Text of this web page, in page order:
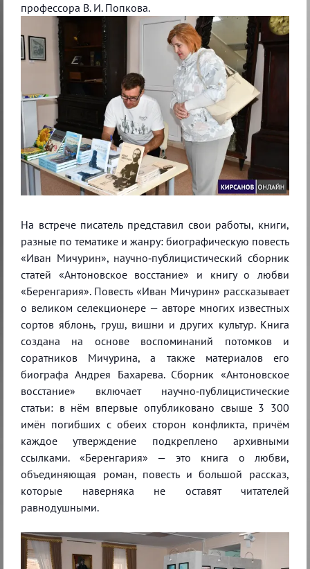
профессора В. И. Попкова.
На встрече писатель представил свои работы, книги,
разные по тематике и жанру: биографическую повесть
«Иван Мичурин», научно‑публицистический сборник
статей «Антоновское восстание» и книгу о любви
«Беренгария». Повесть «Иван Мичурин» рассказывает
о великом селекционере — авторе многих известных
сортов яблонь, груш, вишни и других культур. Книга
создана на основе воспоминаний потомков и
соратников Мичурина, а также материалов его
биографа Андрея Бахарева. Сборник «Антоновское
восстание» включает научно‑публицистические
статьи: в нём впервые опубликовано свыше 3 300
имён погибших с обеих сторон конфликта, причём
каждое утверждение подкреплено архивными
ссылками. «Беренгария» — это книга о любви,
объединяющая роман, повесть и большой рассказ,
которые наверняка не оставят читателей
равнодушными.